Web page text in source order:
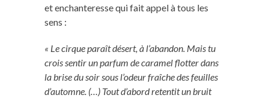
et enchanteresse qui fait appel à tous les
sens :
« Le cirque paraît désert, à l’abandon. Mais tu
crois sentir un parfum de caramel flotter dans
la brise du soir sous l’odeur fraîche des feuilles
d’automne. (…) Tout d’abord retentit un bruit